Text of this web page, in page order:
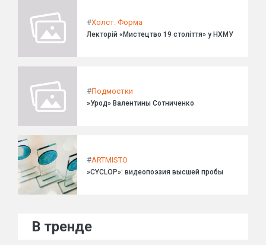
#Холст. Форма
Лекторій «Мистецтво 19 століття» у НХМУ
#Подмостки
»Урод» Валентины Сотниченко
#ARTMISTO
»CYCLOP»: видеопоэзия высшей пробы
В тренде